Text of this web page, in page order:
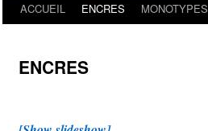
ACCUEIL ENCRES MONOTYPES
ENCRES